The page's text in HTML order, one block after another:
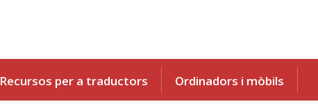
Recursos per a traductors Ordinadors i mòbils